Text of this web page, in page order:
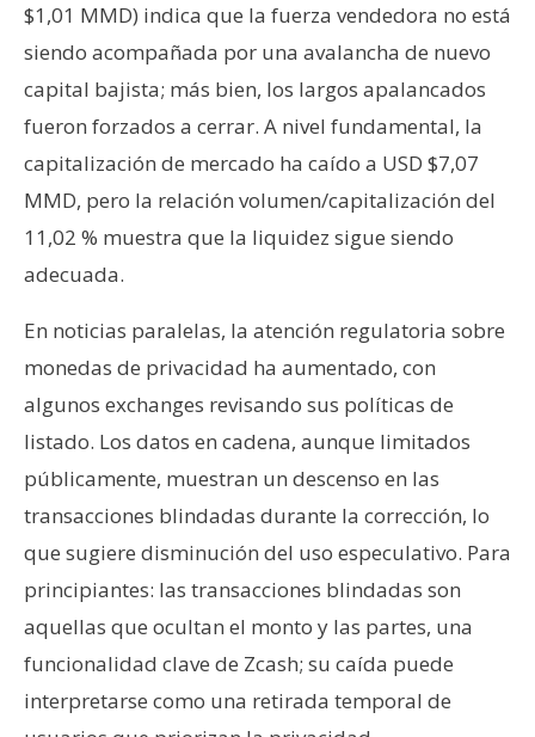
$1,01 MMD) indica que la fuerza vendedora no está
siendo acompañada por una avalancha de nuevo
capital bajista; más bien, los largos apalancados
fueron forzados a cerrar. A nivel fundamental, la
capitalización de mercado ha caído a USD $7,07
MMD, pero la relación volumen/capitalización del
11,02 % muestra que la liquidez sigue siendo
adecuada.
En noticias paralelas, la atención regulatoria sobre
monedas de privacidad ha aumentado, con
algunos exchanges revisando sus políticas de
listado. Los datos en cadena, aunque limitados
públicamente, muestran un descenso en las
transacciones blindadas durante la corrección, lo
que sugiere disminución del uso especulativo. Para
principiantes: las transacciones blindadas son
aquellas que ocultan el monto y las partes, una
funcionalidad clave de Zcash; su caída puede
interpretarse como una retirada temporal de